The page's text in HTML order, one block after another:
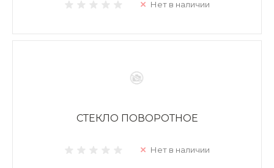
Нет в наличии
СТЕКЛО ПОВОРОТНОЕ
Нет в наличии